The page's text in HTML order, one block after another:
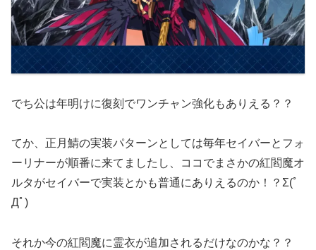
でち公は年明けに復刻でワンチャン強化もありえる？？
てか、正月鯖の実装パターンとしては毎年セイバーとフォ
ーリナーが順番に来てましたし、ココでまさかの紅閻魔オ
ルタがセイバーで実装とかも普通にありえるのか！？Σ(ﾟ
Дﾟ)
それか今の紅閻魔に霊衣が追加されるだけなのかな？？